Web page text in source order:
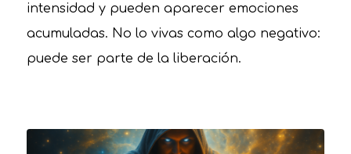
intensidad y pueden aparecer emociones
acumuladas. No lo vivas como algo negativo:
puede ser parte de la liberación.